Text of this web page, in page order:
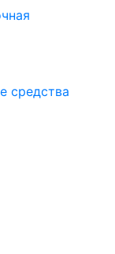
средства